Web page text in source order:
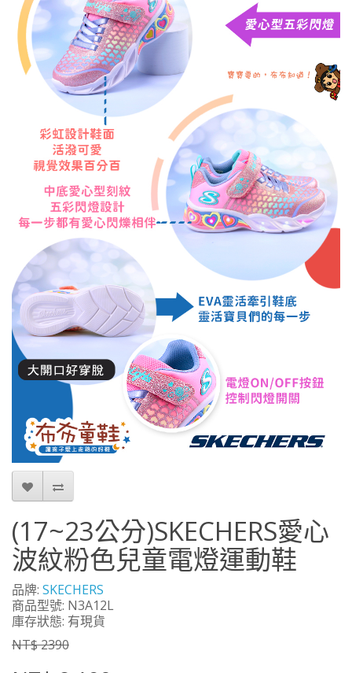
(17~23公分)SKECHERS愛心
波紋粉色兒童電燈運動鞋
品牌: SKECHERS
商品型號: N3A12L
庫存狀態: 有現貨
NT$ 2390